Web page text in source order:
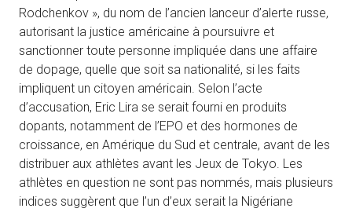
Rodchenkov », du nom de l’ancien lanceur d’alerte russe,
autorisant la justice américaine à poursuivre et
sanctionner toute personne impliquée dans une affaire
de dopage, quelle que soit sa nationalité, si les faits
impliquent un citoyen américain. Selon l’acte
d’accusation, Eric Lira se serait fourni en produits
dopants, notamment de l’EPO et des hormones de
croissance, en Amérique du Sud et centrale, avant de les
distribuer aux athlètes avant les Jeux de Tokyo. Les
athlètes en question ne sont pas nommés, mais plusieurs
indices suggèrent que l’un d’eux serait la Nigériane